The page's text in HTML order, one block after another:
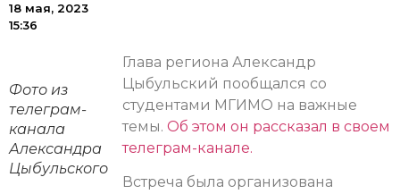
18 мая, 2023
15:36
Фото из
телеграм-
канала
Александра
Цыбульского
Глава региона Александр
Цыбульский пообщался со
студентами МГИМО на важные
темы. Об этом он рассказал в своем
телеграм-канале.
Встреча была организована